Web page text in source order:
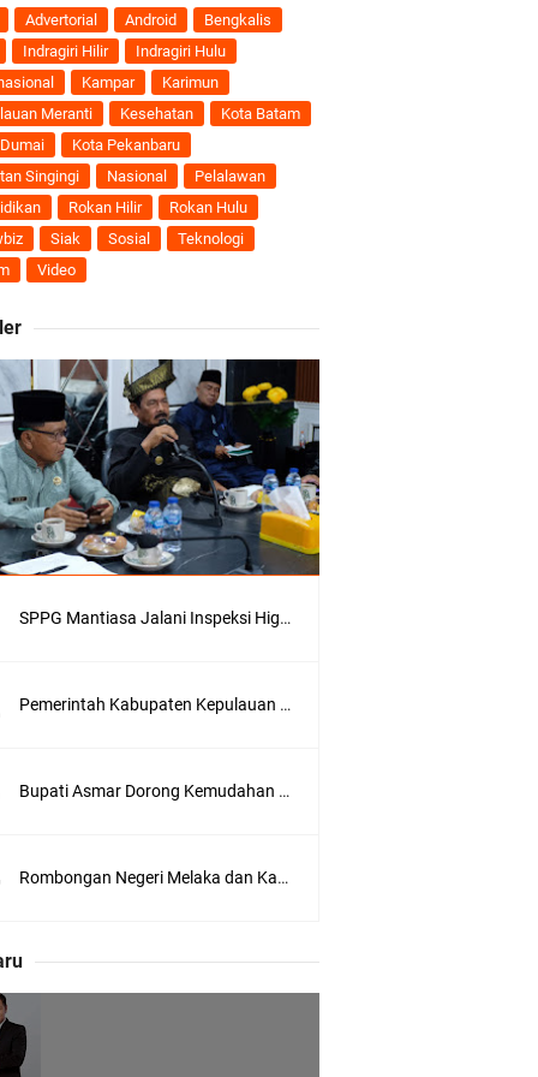
Ekonomi
Semakin Andal
Karya Nyata
Puyu
Advertorial Android
Bengkalis
Indragiri Hilir
Indragiri Hulu
Kampar
Karimun
Meranti
Kesehatan
Kota Batam
Kota Pekanbaru
Singingi
Nasional
Pelalawan
Rokan Hilir
Rokan Hulu
Siak Sosial
Teknologi
Video
SPPG Mantiasa Jalani Inspeksi Higiene dan Sanitasi Pangan
Pemerintah Kabupaten Kepulauan Meranti Kembali Merombak 3 Pejabat Eselon III. A Serta III. B
Bupati Asmar Dorong Kemudahan Layanan Pensiun ASN melalui Sinergi dengan BRK Syariah
Rombongan Negeri Melaka dan Kapolres Meranti Ditepungtawari, Sinergi Adat hingga Green Policing Menguat